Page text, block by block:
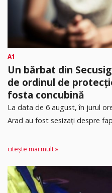
A1
Un bărbat din
de ordinul de
fosta concubină
​La data de 6 august, în jurul
Arad au fost sesizați despre
citește mai mult »